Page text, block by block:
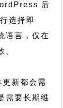
后
选择即
语言，仅在
。
新都会需
需要长期维